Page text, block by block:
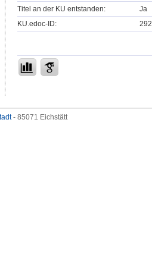
Titel an der KU entstanden:
Ja
KU.edoc-ID:
- 85071 Eichstätt